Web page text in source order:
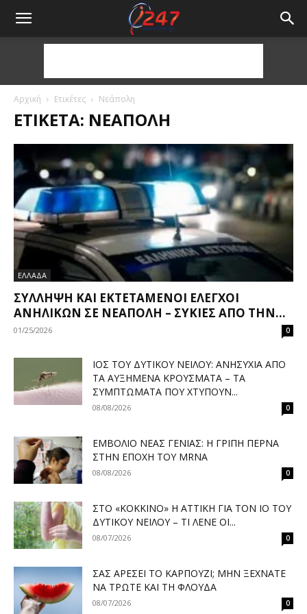
Αρχική Ετικέτες Νεάπολη
ΕΤΙΚΈΤΑ: ΝΕΆΠΟΛΗ
ΕΛΛΑΔΑ
ΣΎΛΛΗΨΗ ΚΑΙ ΕΚΤΕΤΑΜΈΝΟΙ ΈΛΕΓΧΟΙ
ΑΝΗΛΊΚΩΝ ΣΕ ΝΕΆΠΟΛΗ – ΣΥΚΙΈΣ ΑΠΌ ΤΗΝ...
01/25/2026 0
ΙΌΣ ΤΟΥ ΔΥΤΙΚΟΎ ΝΕΊΛΟΥ: ΑΝΗΣΥΧΊΑ ΑΠΌ
ΤΑ ΑΥΞΗΜΈΝΑ ΚΡΟΎΣΜΑΤΑ – ΤΑ
ΣΥΜΠΤΏΜΑΤΑ ΠΟΥ ΧΤΥΠΟΎΝ...
08/08/2026 0
ΕΜΒΌΛΙΟ ΝΈΑΣ ΓΕΝΙΆΣ: Η ΓΡΊΠΗ ΠΕΡΝΆ
ΣΤΗΝ ΕΠΟΧΉ ΤΟΥ MRNA
08/08/2026 0
ΣΤΟ «ΚΌΚΚΙΝΟ» Η ΑΤΤΙΚΉ ΓΙΑ ΤΟΝ ΙΌ ΤΟΥ
ΔΥΤΙΚΟΎ ΝΕΊΛΟΥ – ΤΙ ΛΈΝΕ ΟΙ...
08/07/2026 0
ΣΑΣ ΑΡΈΣΕΙ ΤΟ ΚΑΡΠΟΎΖΙ; ΜΗΝ ΞΕΧΝΆΤΕ
ΝΑ ΤΡΏΤΕ ΚΑΙ ΤΗ ΦΛΟΎΔΑ
08/07/2026 0